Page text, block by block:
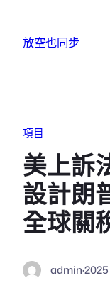
放空也同步
項目
美上訴
設計朗
全球關
admin·2025